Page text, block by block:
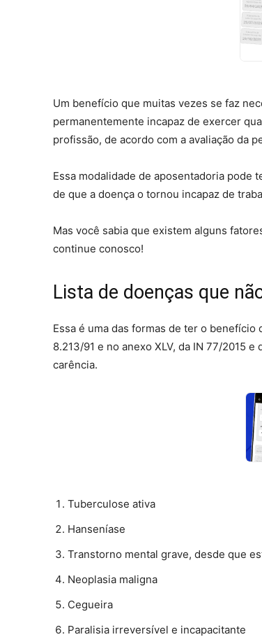
Um benefício que muitas vezes se faz
permanentemente incapaz de exercer
profissão, de acordo com a avaliação da
Essa modalidade de aposentadoria pode
de que a doença o tornou incapaz de
Mas você sabia que existem alguns
continue conosco!
Lista de doenças que
Essa é uma das formas de ter o
8.213/91 e no anexo XLV, da IN 77/2015
carência.
Tuberculose ativa
Hanseníase
Transtorno mental grave, desde que
Neoplasia maligna
Cegueira
Paralisia irreversível e incapacitante